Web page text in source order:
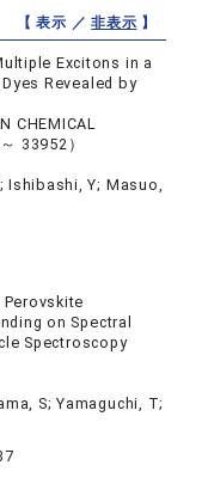
【 表示 ／非表示 】
Excitons in a
Revealed by
CHEMICAL
33952）
Ishibashi, Y; Masuo,
on Spectral
Spectroscopy
S; Yamaguchi, T;